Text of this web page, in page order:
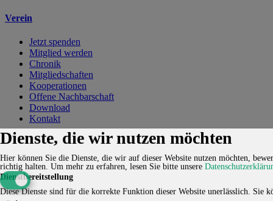
Verein
Jetzt spenden
Mitglied werden
Chronik
Mitgliedschaften
Kooperationen
Offene Nachbarschaft
Download
Kontakt
KontaktKarriereImpressumDatenschutzerklärungCookie-
© 2026 HUCKEPACK e.V. - Alle Rechte vorbehalten.
Dienste, die wir nutzen möchten
Hier können Sie die Dienste, die wir auf dieser Website nutzen möchten,
richtig halten. Um mehr zu erfahren, lesen Sie bitte unsere
Dienstbereitstellung
Diese Dienste sind für die korrekte Funktion dieser Website unerlässlich.